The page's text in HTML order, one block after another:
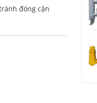
đóng cặn